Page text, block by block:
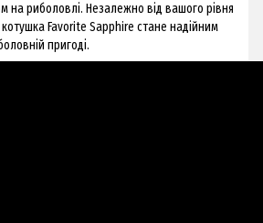
на риболовлі. Незалежно від вашого рівня
Favorite Sapphire стане надійним
пригоді.